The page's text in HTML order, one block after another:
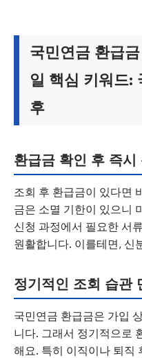
국민연금 환급
일 핵심 키워드:
후
환급금 확인 후 즉시
조회 후 환급금이 있다면
금은 소멸 기한이 있으니
신청 과정에서 필요한 서
원활합니다. 이를테면, 신
정기적인 조회 습관
국민연금 환급금은 가입
니다. 그래서 정기적으로
해요. 특히 이직이나 퇴직